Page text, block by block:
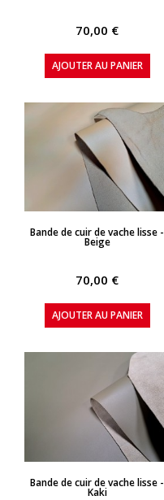
70,00 €
AJOUTER AU PANIER
APERÇU RAPIDE
Bande de cuir de vache lisse -
Beige
70,00 €
AJOUTER AU PANIER
APERÇU RAPIDE
Bande de cuir de vache lisse -
Kaki